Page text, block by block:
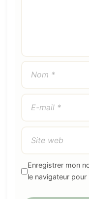
Enregistrer mon
le navigateur